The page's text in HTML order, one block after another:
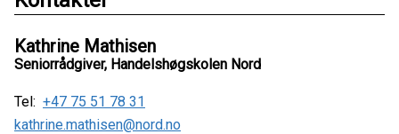
Kathrine Mathisen
Seniorrådgiver, Handelshøgskolen Nord
Tel: +47 75 51 78 31
kathrine.mathisen@nord.no